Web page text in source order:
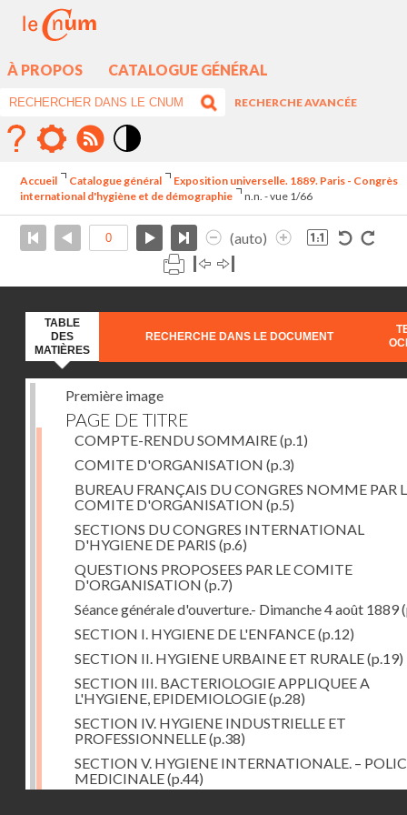
À PROPOS CATALOGUE GÉNÉRAL
RECHERCHE AVANCÉE
élévé
Accueil Catalogue général
Exposition universelle. 1889. Paris - Congrès
international d'hygiène et de démographie
n.n. - vue 1/66
(auto)
TABLE
DES
MATIÈRES
RECHERCHE DANS LE DOCUMENT
Première image
PAGE DE TITRE
COMPTE-RENDU SOMMAIRE(p.1)
COMITE D'ORGANISATION (p.3)
BUREAU FRANÇAIS DU CONGRES NOMME PAR
COMITE D'ORGANISATION (p.5)
SECTIONS DU CONGRES INTERNATIONAL
D'HYGIENE DE PARIS (p.6)
QUESTIONS PROPOSEES PAR LE COMITE
D'ORGANISATION (p.7)
Séance générale d'ouverture.- Dimanche 4 août 1889
SECTION I. HYGIENE DE L'ENFANCE(p.12)
SECTION II. HYGIENE URBAINE ET RURALE(p.19)
SECTION III. BACTERIOLOGIE APPLIQUEE A
L'HYGIENE, EPIDEMIOLOGIE(p.28)
SECTION IV. HYGIENE INDUSTRIELLE ET
PROFESSIONNELLE(p.38)
SECTION V. HYGIENE INTERNATIONALE. –
MEDICINALE(p.44)